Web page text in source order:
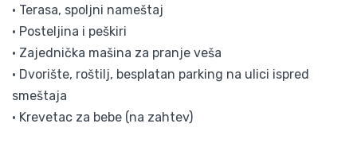
• Terasa, spoljni nameštaj
• Posteljina i peškiri
• Zajednička mašina za pranje veša
• Dvorište, roštilj, besplatan parking na ulici ispred
smeštaja
• Krevetac za bebe (na zahtev)